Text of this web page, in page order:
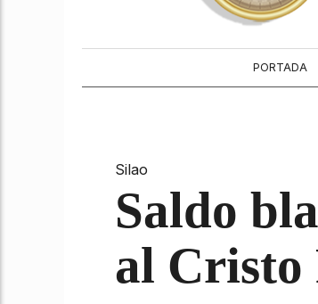
PORTADA
Saldo
al Cristo
Silao